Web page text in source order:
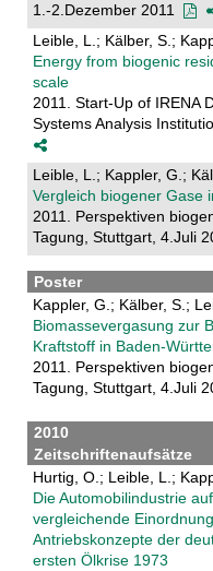
1.-2.Dezember 2011
Leible, L.; Kälber, S.;
Energy from biogenic
scale
2011. Start-Up of IRENA
Systems Analysis
Leible, L.; Kappler, G.;
Vergleich biogener Gase
2011. Perspektiven
Tagung, Stuttgart, 4.Juli
Poster
Kappler, G.; Kälber, S.;
Biomassevergasung zur
Kraftstoff in Baden-
2011. Perspektiven
Tagung, Stuttgart, 4.Juli
2010
Zeitschriftenaufsätze
Hurtig, O.; Leible, L.;
Die Automobilindustrie
vergleichende
Antriebskonzepte der
ersten Ölkrise 1973